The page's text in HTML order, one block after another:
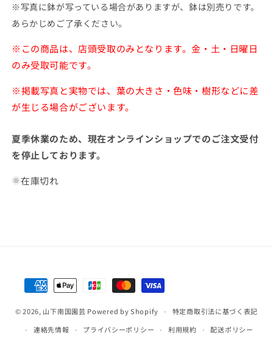
※写真に鉢が写っている場合がありますが、鉢は別売りです。
あらかじめご了承ください。
※この商品は、店頭受取のみとなります。金・土・日曜日
のみ受取可能です。
※掲載写真と実物では、葉の大きさ・色味・樹形などに差
が生じる場合がございます。
夏季休業のため、現在オンラインショップでのご注文受付
を停止しております。
在庫切れ
決
済
方
法
© 2026, 山下南国園芸 Powered by Shopify
特定商取引法に基づく表記
連絡先情報
プライバシーポリシー 利用規約
配送ポリシー